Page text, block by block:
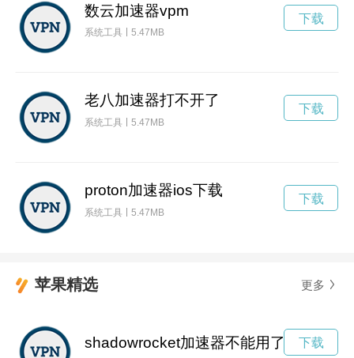
数云加速器vpm
系统工具 5.47MB
下载
老八加速器打不开了
系统工具 5.47MB
下载
proton加速器ios下载
系统工具 5.47MB
下载
苹果精选 更多
shadowrocket加速器不能用了 下载